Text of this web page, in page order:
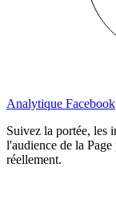
Analytique Facebook
Suivez la portée, les
l'audience de la
réellement.